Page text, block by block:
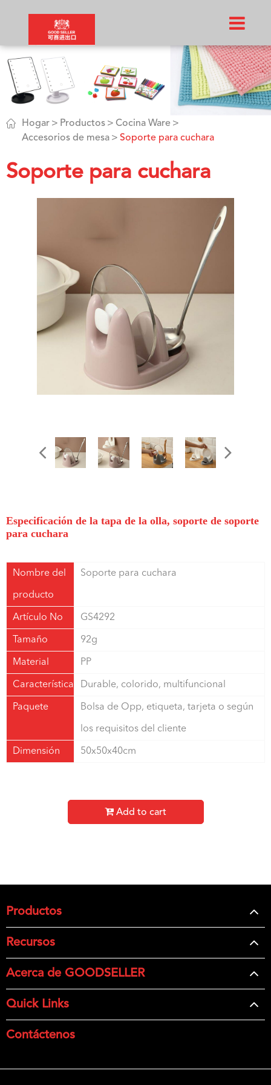
 Hogar Productos
Cocina Ware
Accesorios de mesa
Soporte para cuchara
Soporte para cuchara
Especificación de la tapa de la olla, soporte de soporte
para cuchara
Nombre del
producto
Soporte para cuchara
Artículo No GS4292
Tamaño 92g
Material PP
Característica Durable, colorido, multifuncional
Paquete Bolsa de Opp, etiqueta, tarjeta o según
los requisitos del cliente
Dimensión 50x50x40cm
Add to cart
Productos
Recursos
Acerca de GOODSELLER
Quick Links
Contáctenos